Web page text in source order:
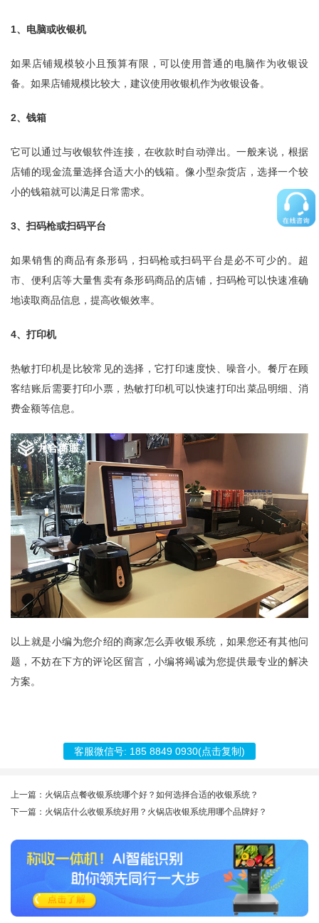
1、电脑或收银机
如果店铺规模较小且预算有限，可以使用普通的电脑作为收银设
备。如果店铺规模比较大，建议使用收银机作为收银设备。
2、钱箱
它可以通过与收银软件连接，在收款时自动弹出。一般来说，根据
店铺的现金流量选择合适大小的钱箱。像小型杂货店，选择一个较
小的钱箱就可以满足日常需求。
3、扫码枪或扫码平台
如果销售的商品有条形码，扫码枪或扫码平台是必不可少的。超
市、便利店等大量售卖有条形码商品的店铺，扫码枪可以快速准确
地读取商品信息，提高收银效率。
4、打印机
热敏打印机是比较常见的选择，它打印速度快、噪音小。餐厅在顾
客结账后需要打印小票，热敏打印机可以快速打印出菜品明细、消
费金额等信息。
以上就是小编为您介绍的商家怎么弄收银系统，如果您还有其他问
题，不妨在下方的评论区留言，小编将竭诚为您提供最专业的解决
方案。
客服微信号: 185 8849 0930(点击复制)
上一篇：火锅店点餐收银系统哪个好？如何选择合适的收银系统？
下一篇：火锅店什么收银系统好用？火锅店收银系统用哪个品牌好？